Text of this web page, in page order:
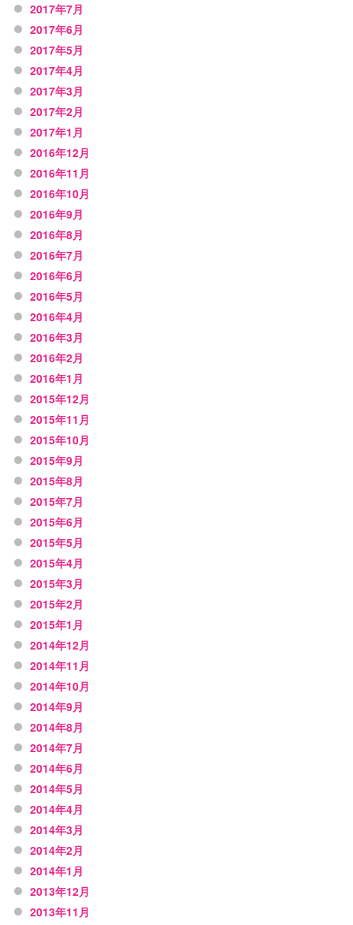
2017年7月
2017年6月
2017年5月
2017年4月
2017年3月
2017年2月
2017年1月
2016年12月
2016年11月
2016年10月
2016年9月
2016年8月
2016年7月
2016年6月
2016年5月
2016年4月
2016年3月
2016年2月
2016年1月
2015年12月
2015年11月
2015年10月
2015年9月
2015年8月
2015年7月
2015年6月
2015年5月
2015年4月
2015年3月
2015年2月
2015年1月
2014年12月
2014年11月
2014年10月
2014年9月
2014年8月
2014年7月
2014年6月
2014年5月
2014年4月
2014年3月
2014年2月
2014年1月
2013年12月
2013年11月